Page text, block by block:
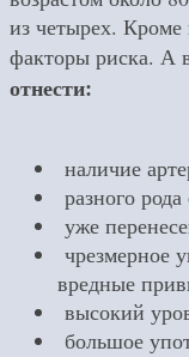
из четырех. Кроме
факторы риска. А
отнести:
наличие
разного
уже
чрезмерное
вредные
высокий
большое